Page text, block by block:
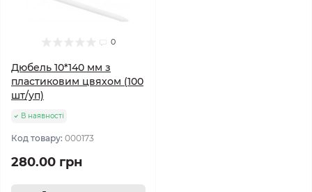
0
Дюбель 10*140 мм з
пластиковим цвяхом (100
шт/уп)
В наявності
Код товару: 000173
280.00 грн